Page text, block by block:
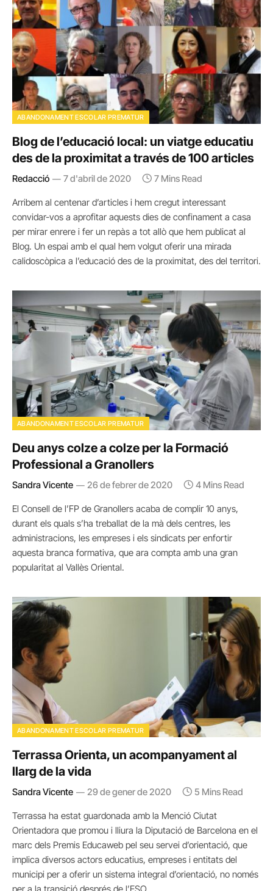
ABANDONAMENT ESCOLAR PREMATUR
Blog de l’educació local: un viatge educatiu
des de la proximitat a través de 100 articles
Redacció 7 d'abril de 2020 7 Mins Read
Arribem al centenar d’articles i hem cregut interessant
convidar-vos a aprofitar aquests dies de confinament a casa
per mirar enrere i fer un repàs a tot allò que hem publicat al
Blog. Un espai amb el qual hem volgut oferir una mirada
calidoscòpica a l’educació des de la proximitat, des del territori.
ABANDONAMENT ESCOLAR PREMATUR
Deu anys colze a colze per la Formació
Professional a Granollers
Sandra Vicente 26 de febrer de 2020 4 Mins Read
El Consell de l’FP de Granollers acaba de complir 10 anys,
durant els quals s’ha treballat de la mà dels centres, les
administracions, les empreses i els sindicats per enfortir
aquesta branca formativa, que ara compta amb una gran
popularitat al Vallès Oriental.
ABANDONAMENT ESCOLAR PREMATUR
Terrassa Orienta, un acompanyament al
llarg de la vida
Sandra Vicente 29 de gener de 2020 5 Mins Read
Terrassa ha estat guardonada amb la Menció Ciutat
Orientadora que promou i lliura la Diputació de Barcelona en el
marc dels Premis Educaweb pel seu servei d’orientació, que
implica diversos actors educatius, empreses i entitats del
municipi per a oferir un sistema integral d’orientació, no només
per a la transició després de l’ESO